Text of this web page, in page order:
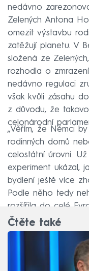
nedávno
Zelených Antona
omezit výstavbu
zatěžují planetu. V
složená ze
rozhodla o
nedávno regulaci
však kvůli zásahu
z důvodu, že
celonárodní
„Věřím, že Němci
rodinných domů
celostátní úrovni.
experiment ukázal,
bydlení ještě více
Podle něho tedy
rozšířila do celé
Čtěte také